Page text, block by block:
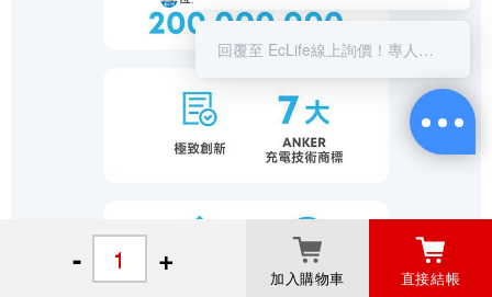
- + 加入購物車 直接結帳
回覆至 EcLife線上詢價！專人服務